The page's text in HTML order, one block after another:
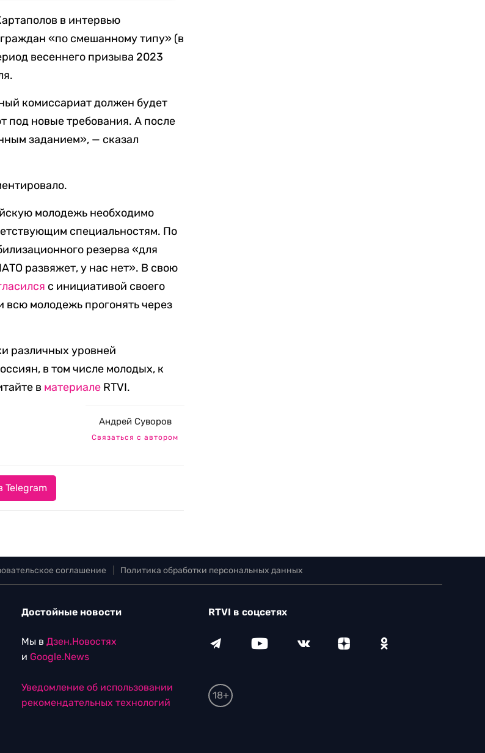
в интервью
«по смешанному типу» (в
весеннего призыва 2023
комиссариат должен будет
под новые требования. А после
заданием», — сказал
молодежь необходимо
специальностям. По
резерва «для
развяжет, у нас нет». В свою
с инициативой своего
всю молодежь прогонять через
различных уровней
в том числе молодых, к
в материале RTVI.
Андрей Суворов
Связаться с автором
Telegram
соглашение Политика обработки персональных данных
Достойные новости
Мы в Дзен.Новостях
и Google.News
Уведомление об использовании
рекомендательных технологий
RTVI в соцсетях
18+